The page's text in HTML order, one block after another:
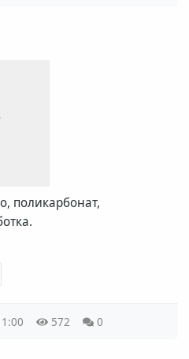
поликарбонат,
572 0